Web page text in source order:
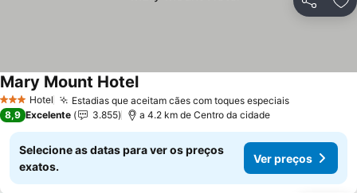
Partilhar
3 EstrelasHotel Estadias que aceitam cães com toques especiais
Mary Mount Hotel
8,9 Excelente 3.855 a 4.2 km de Centro da cidade
Selecione as datas para ver os preços
exatos.
Ver preços